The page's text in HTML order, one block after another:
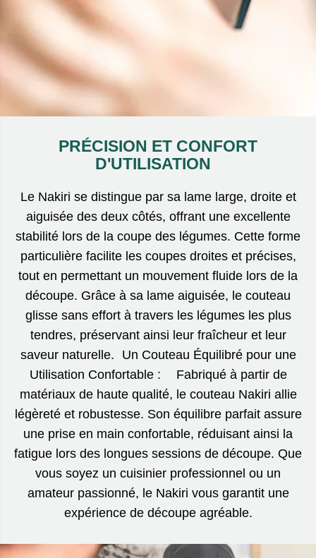
PRÉCISION ET CONFORT
D'UTILISATION
Le Nakiri se distingue par sa lame large, droite et
aiguisée des deux côtés, offrant une excellente
stabilité lors de la coupe des légumes. Cette forme
particulière facilite les coupes droites et précises,
tout en permettant un mouvement fluide lors de la
découpe. Grâce à sa lame aiguisée, le couteau
glisse sans effort à travers les légumes les plus
tendres, préservant ainsi leur fraîcheur et leur
saveur naturelle. Un Couteau Équilibré pour une
Utilisation Confortable : Fabriqué à partir de
matériaux de haute qualité, le couteau Nakiri allie
légèreté et robustesse. Son équilibre parfait assure
une prise en main confortable, réduisant ainsi la
fatigue lors des longues sessions de découpe. Que
vous soyez un cuisinier professionnel ou un
amateur passionné, le Nakiri vous garantit une
expérience de découpe agréable.